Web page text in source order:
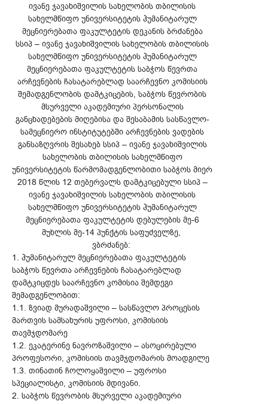
ივანე ჯავახიშვილის სახელობის თბილისის
სახელმწიფო უნივერსიტეტის ჰუმანიტარულ
მეცნიერებათა ფაკულტეტის დეკანის ბრძანება
სსიპ – ივანე ჯავახიშვილის სახელობის თბილისის
სახელმწიფო უნივერსიტეტის ჰუმანიტარულ
მეცნიერებათა ფაკულტეტის საბჭოს წევრთა
არჩევნების ჩასატარებლად საარჩევნო კომისიის
შემადგენლობის დამტკიცების, საბჭოს წევრობის
მსურველი აკადემიური პერსონალის
განცხადებების მიღებისა და შესაბამის სასწავლო-
სამეცნიერო ინსტიტუტებში არჩევნების ვადების
განსაზღვრის შესახებ სსიპ – ივანე ჯავახიშვილის
სახელობის თბილისის სახელმწიფო
უნივერსიტეტის წარმომადგენლობითი საბჭოს მიერ
2018 წლის 12 თებერვალს დამტკიცებული სსიპ –
ივანე ჯავახიშვილის სახელობის თბილისის
სახელმწიფო უნივერსიტეტის ჰუმანიტარულ
მეცნიერებათა ფაკულტეტის დებულების მე-6
მუხლის მე-14 პუნქტის საფუძველზე,
ვბრძანებ:
1. ჰუმანიტარულ მეცნიერებათა ფაკულტეტის
საბჭოს წევრთა არჩევნების ჩასატარებლად
დამტკიცდეს საარჩევნო კომისია შემდეგი
შემადგენლობით:
1.1. ზვიად მურადაშვილი – სასწავლო პროცესის
მართვის სამსახურის უფროსი, კომისიის
თავმჯდომარე
1.2. ეკატერინე ნავროზაშვილი – ასოცირებული
პროფესორი, კომისიის თავმჯდომარის მოადგილე
1.3. თინათინ ჩოლოყაშვილი – უფროსი
სპეციალისტი, კომისიის მდივანი.
2. საბჭოს წევრობის მსურველი აკადემიური